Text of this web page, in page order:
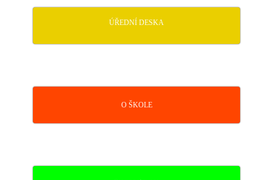
ÚŘEDNÍ DESKA
O ŠKOLE